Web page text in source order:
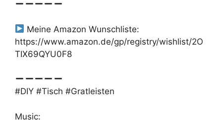
Meine Amazon Wunschliste:
https://www.amazon.de/gp/registry/wishlist/2O
TIX69QYU0F8
#DIY #Tisch #Gratleisten
Music: